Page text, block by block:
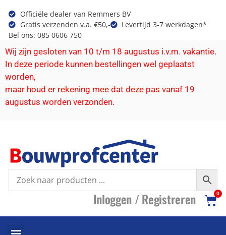
Officiële dealer van Remmers BV
Gratis verzenden v.a. €50,-
Levertijd 3-7 werkdagen*
Bel ons: 085 0606 750
Wij zijn gesloten van 10 t/m 18 augustus i.v.m. vakantie.
In deze periode kunnen bestellingen wel geplaatst
worden,
maar houd er rekening mee dat deze pas vanaf 19
augustus worden verzonden.
Inloggen /Registreren 0